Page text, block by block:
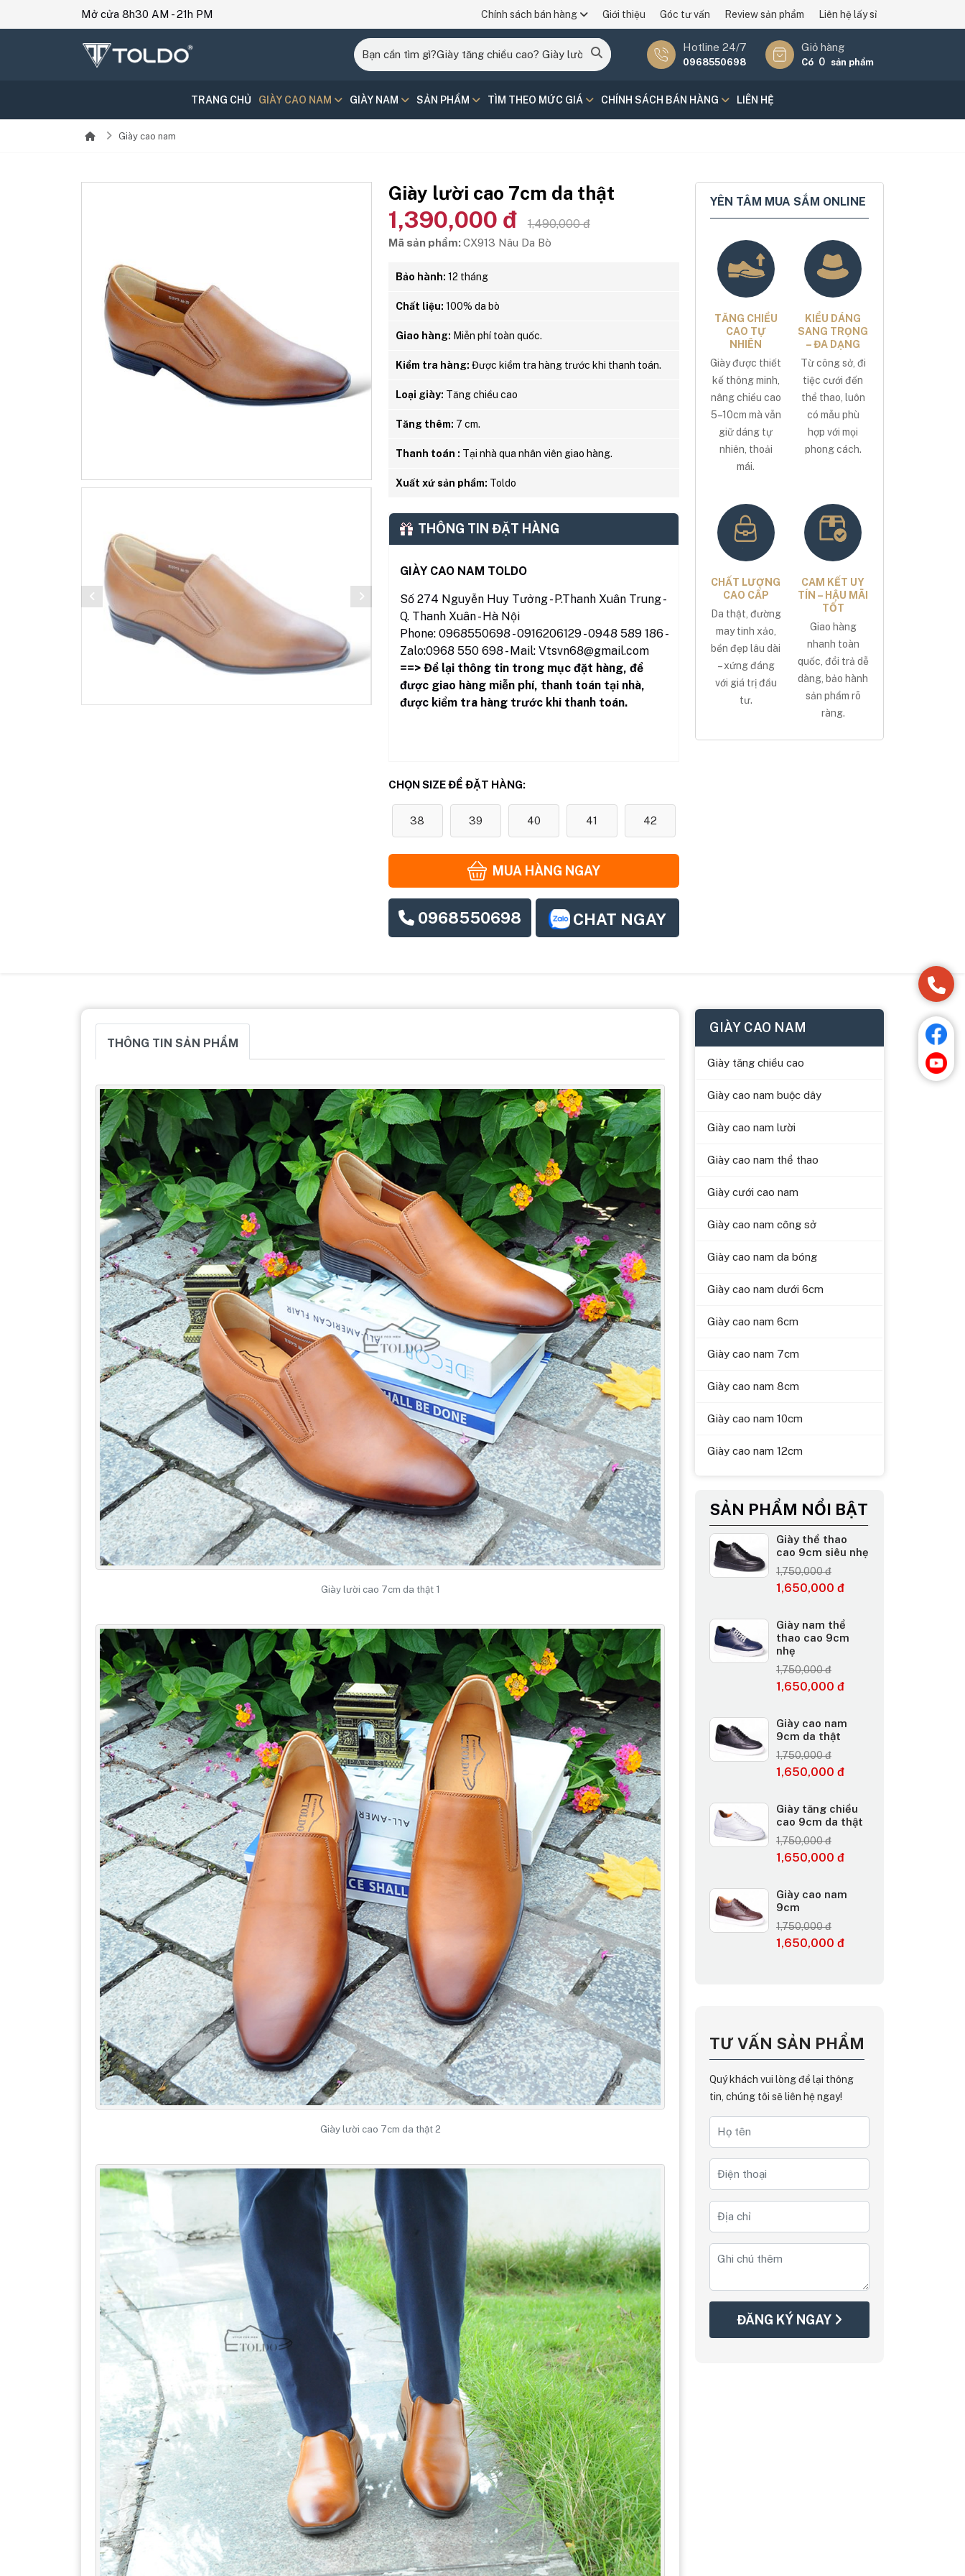
Mở cửa 8h30 AM - 21h PM Chính sách bán hàng Giới thiệu Góc tư vấn Review sản phẩm Liên hệ lấy sỉ
Giỏ hàng
Có 0 sản phẩm
Hotline 24/7
0968550698
TRANG CHỦ GIÀY CAO NAM GIÀY NAM SẢN PHẨM TÌM THEO MỨC GIÁ CHÍNH SÁCH BÁN HÀNG LIÊN HỆ
Giày cao nam
Giày lười cao 7cm da thật
1,390,000 đ 1,490,000 đ
Mã sản phẩm: CX913 Nâu Da Bò
Bảo hành: 12 tháng
Chất liệu: 100% da bò
Giao hàng: Miễn phí toàn quốc.
Kiểm tra hàng: Được kiểm tra hàng trước khi thanh toán.
Loại giày: Tăng chiều cao
Tăng thêm: 7 cm.
Thanh toán : Tại nhà qua nhân viên giao hàng.
Xuất xứ sản phẩm: Toldo
THÔNG TIN ĐẶT HÀNG
GIÀY CAO NAM TOLDO
Số 274 Nguyễn Huy Tưởng - P.Thanh Xuân Trung -
Q. Thanh Xuân - Hà Nội
Phone: 0968550698 - 0916206129 - 0948 589 186 -
Zalo:0968 550 698 - Mail: Vtsvn68@gmail.com
==> Để lại thông tin trong mục đặt hàng, để
được giao hàng miễn phí, thanh toán tại nhà,
được kiểm tra hàng trước khi thanh toán.
CHỌN SIZE ĐỂ ĐẶT HÀNG:
38 39 40 41 42
MUA HÀNG NGAY
0968550698 CHAT NGAY
YÊN TÂM MUA SẮM ONLINE
TĂNG CHIỀU
CAO TỰ
NHIÊN
Giày được thiết
kế thông minh,
nâng chiều cao
5–10cm mà vẫn
giữ dáng tự
nhiên, thoải
mái.
KIỂU DÁNG
SANG TRỌNG
– ĐA DẠNG
Từ công sở, đi
tiệc cưới đến
thể thao, luôn
có mẫu phù
hợp với mọi
phong cách.
CHẤT LƯỢNG
CAO CẤP
Da thật, đường
may tinh xảo,
bền đẹp lâu dài
– xứng đáng
với giá trị đầu
tư.
CAM KẾT UY
TÍN – HẬU MÃI
TỐT
Giao hàng
nhanh toàn
quốc, đổi trả dễ
dàng, bảo hành
sản phẩm rõ
ràng.
THÔNG TIN SẢN PHẨM
Giày lười cao 7cm da thật 1
Giày lười cao 7cm da thật 2
GIÀY CAO NAM
Giày tăng chiều cao
Giày cao nam buộc dây
Giày cao nam lười
Giày cao nam thể thao
Giày cưới cao nam
Giày cao nam công sở
Giày cao nam da bóng
Giày cao nam dưới 6cm
Giày cao nam 6cm
Giày cao nam 7cm
Giày cao nam 8cm
Giày cao nam 10cm
Giày cao nam 12cm
SẢN PHẨM NỔI BẬT
Giày thể thao
cao 9cm siêu nhẹ
1,750,000 đ
1,650,000 đ
Giày nam thể
thao cao 9cm
nhẹ
1,750,000 đ
1,650,000 đ
Giày cao nam
9cm da thật
1,750,000 đ
1,650,000 đ
Giày tăng chiều
cao 9cm da thật
1,750,000 đ
1,650,000 đ
Giày cao nam
9cm
1,750,000 đ
1,650,000 đ
TƯ VẤN SẢN PHẨM
Quý khách vui lòng để lại thông
tin, chúng tôi sẽ liên hệ ngay!
ĐĂNG KÝ NGAY